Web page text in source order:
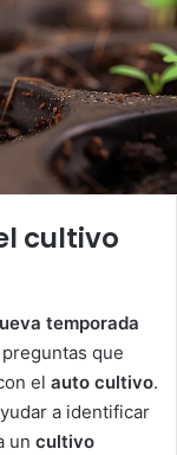
cultivo
temporada
que
el auto cultivo.
a identificar
un cultivo